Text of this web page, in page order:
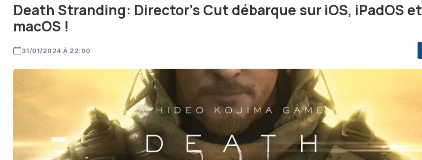
Death Stranding: Director’s Cut débarque sur iOS, iPadOS et
macOS !
31/01/2024 À 22:00